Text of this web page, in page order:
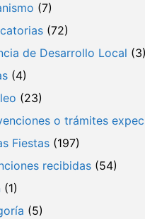
(7)
(72)
de Desarrollo Local (3)
(4)
(23)
o trámites
Fiestas (197)
recibidas (54)
(1)
(5)